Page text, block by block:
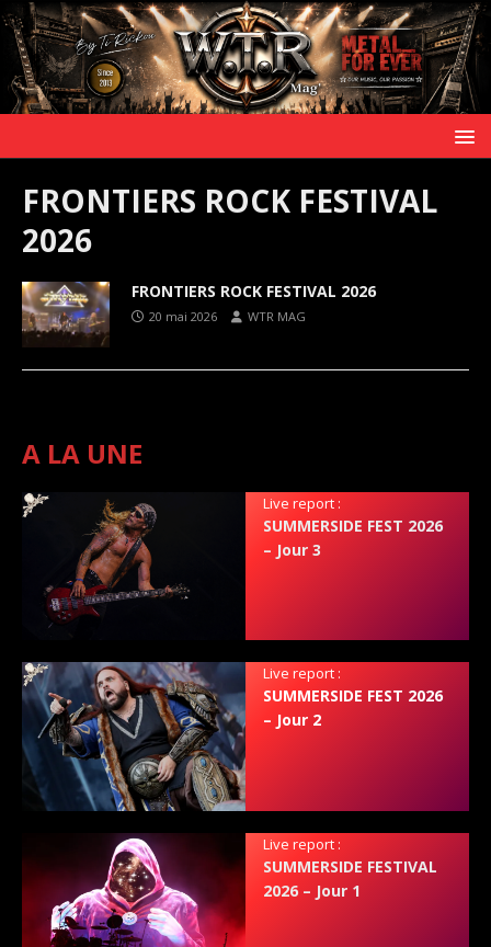
FRONTIERS ROCK FESTIVAL
2026
FRONTIERS ROCK FESTIVAL 2026
20 mai 2026 WTR MAG
A LA UNE
Live report :
SUMMERSIDE FEST 2026
– Jour 3
Live report :
SUMMERSIDE FEST 2026
– Jour 2
Live report :
SUMMERSIDE FESTIVAL
2026 – Jour 1